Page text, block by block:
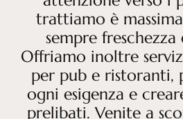
trattiamo è
sempre
Offriamo inoltre
per pub e ristoranti,
ogni esigenza e
prelibati. Venite a